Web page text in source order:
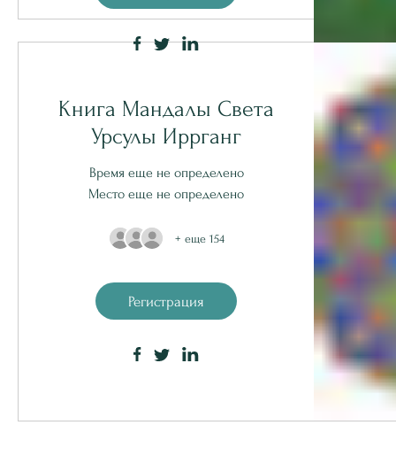
Книга Мандалы Света
Урсулы Иррганг
Время еще не определено
Место еще не определено
+ еще 154
Регистрация